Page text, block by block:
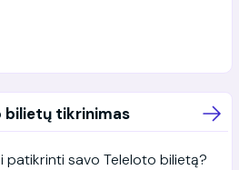
bilietų tikrinimas
patikrinti savo Teleloto bilietą?